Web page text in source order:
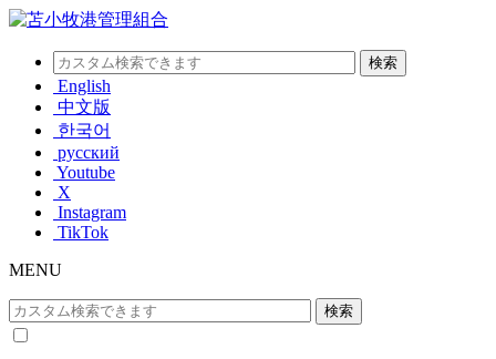
English
中文版
한국어
русский
Youtube
X
Instagram
TikTok
MENU